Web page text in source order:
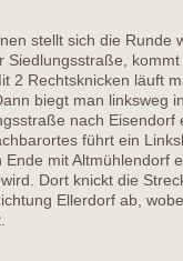
stellt sich die Runde
Siedlungsstraße,
2 Rechtsknicken läuft
biegt man linksweg
nach Eisendorf
führt ein
Ende mit Altmühlendorf
Dort knickt die
Ellerdorf ab,